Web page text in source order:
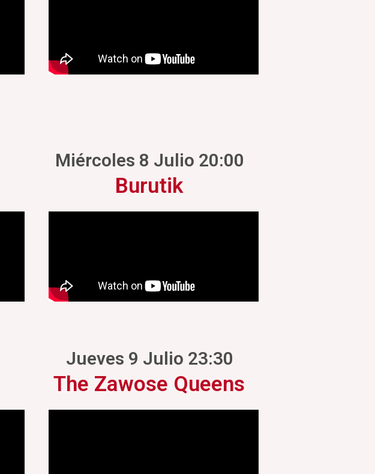
Miércoles 8 Julio 20:00
Burutik
Jueves 9 Julio 23:30
The Zawose Queens